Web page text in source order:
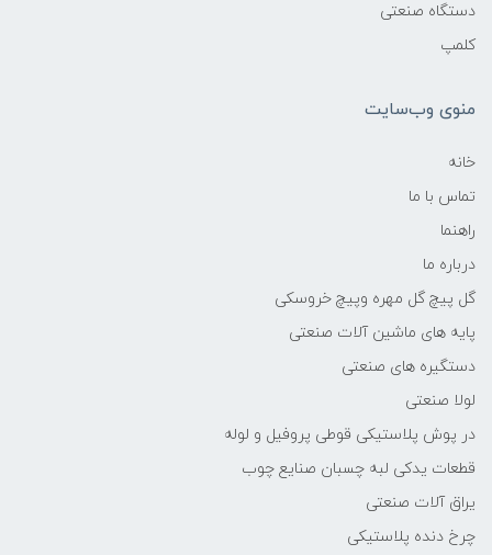
دستگاه صنعتی
کلمپ
منوی وب‌سایت
خانه
تماس با ما
راهنما
درباره ما
گل پیچ گل مهره وپیچ خروسکی
پایه های ماشین آلات صنعتی
دستگیره های صنعتی
لولا صنعتی
در پوش پلاستیکی قوطی پروفیل و لوله
قطعات یدکی لبه چسبان صنایع چوب
یراق آلات صنعتی
چرخ دنده پلاستیکی